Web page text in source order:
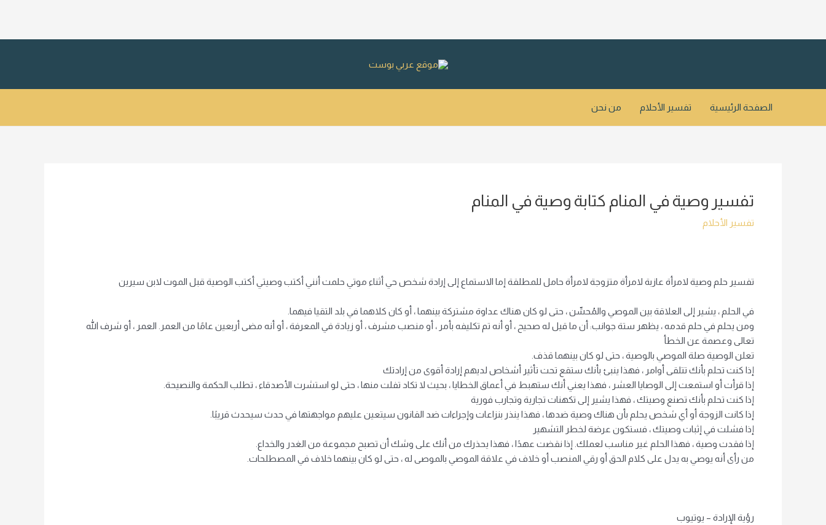
الصفحة الرئيسية تفسير الأحلام من نحن
تفسير وصية في المنام كتابة وصية في المنام
تفسير الأحلام
تفسير حلم وصية لامرأة عازبة لامرأة متزوجة لامرأة حامل للمطلقة إما الاستماع إلى إرادة شخص حي أثناء موتي حلمت أنني أكتب وصيتي أكتب الوصية قبل الموت لابن سيرين
في الحلم ، يشير إلى العلاقة بين الموصي والمُحسِّن ، حتى لو كان هناك عداوة مشتركة بينهما ، أو كان كلاهما في بلد التقيا فيهما.
ومن يحلم في حلم قدمه ، يظهر ستة جوانب: أن ما قيل له صحيح ، أو أنه تم تكليفه بأمر ، أو منصب مشرف ، أو زيادة في المعرفة ، أو أنه مضى أربعين عامًا من العمر. العمر ، أو شرف الله
تعالى وعصمة عن الخطأ
تعلن الوصية صلة الموصي بالوصية ، حتى لو كان بينهما قذف.
إذا كنت تحلم بأنك تتلقى أوامر ، فهذا ينبئ بأنك ستقع تحت تأثير أشخاص لديهم إرادة أقوى من إرادتك
إذا قرأت أو استمعت إلى الوصايا العشر ، فهذا يعني أنك ستهبط في أعماق الخطايا ، بحيث لا تكاد تفلت منها ، حتى لو استشرت الأصدقاء ، تطلب الحكمة والنصيحة.
إذا كنت تحلم بأنك تصنع وصيتك ، فهذا يشير إلى تكهنات تجارية وتجارب فورية
إذا كانت الزوجة أو أي شخص يحلم بأن هناك وصية ضدها ، فهذا ينذر بنزاعات وإجراءات ضد القانون سيتعين عليهم مواجهتها في حدث سيحدث قريبًا.
إذا فشلت في إثبات وصيتك ، فستكون عرضة لخطر التشهير
إذا فقدت وصية ، فهذا الحلم غير مناسب لعملك. إذا نقضت عهدًا ، فهذا يحذرك من أنك على وشك أن تصبح مجموعة من الغدر والخداع.
من رأى أنه يوصي به يدل على كلام الحق أو رقي المنصب أو خلاف في علاقة الموصي بالموصى له ، حتى لو كان بينهما خلاف في المصطلحات.
رؤية الإرادة – يوتيوب